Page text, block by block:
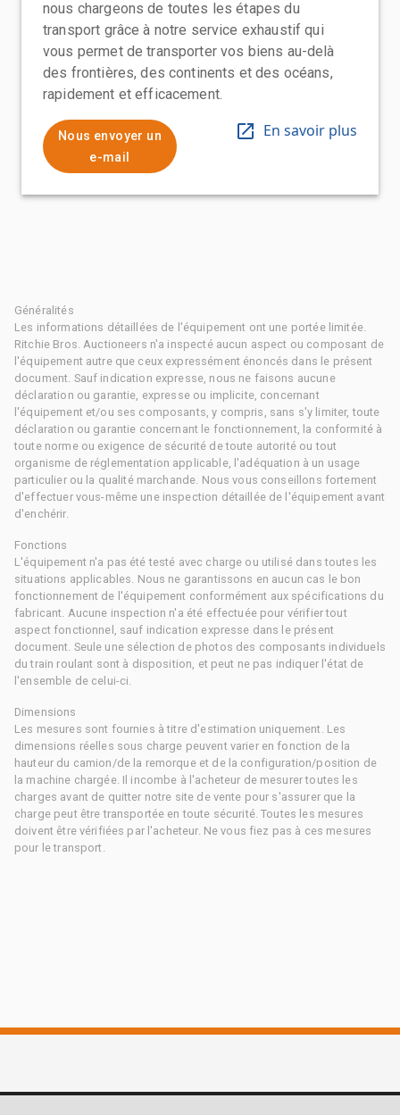
nous chargeons de toutes les étapes du
transport grâce à notre service exhaustif qui
vous permet de transporter vos biens au-delà
des frontières, des continents et des océans,
rapidement et efficacement.
Nous envoyer un
e-mail
En savoir plus
Généralités
Les informations détaillées de l'équipement ont une portée limitée.
Ritchie Bros. Auctioneers n'a inspecté aucun aspect ou composant de
l'équipement autre que ceux expressément énoncés dans le présent
document. Sauf indication expresse, nous ne faisons aucune
déclaration ou garantie, expresse ou implicite, concernant
l'équipement et/ou ses composants, y compris, sans s'y limiter, toute
déclaration ou garantie concernant le fonctionnement, la conformité à
toute norme ou exigence de sécurité de toute autorité ou tout
organisme de réglementation applicable, l'adéquation à un usage
particulier ou la qualité marchande. Nous vous conseillons fortement
d'effectuer vous-même une inspection détaillée de l'équipement avant
d'enchérir.
Fonctions
L'équipement n'a pas été testé avec charge ou utilisé dans toutes les
situations applicables. Nous ne garantissons en aucun cas le bon
fonctionnement de l'équipement conformément aux spécifications du
fabricant. Aucune inspection n'a été effectuée pour vérifier tout
aspect fonctionnel, sauf indication expresse dans le présent
document. Seule une sélection de photos des composants individuels
du train roulant sont à disposition, et peut ne pas indiquer l'état de
l'ensemble de celui-ci.
Dimensions
Les mesures sont fournies à titre d'estimation uniquement. Les
dimensions réelles sous charge peuvent varier en fonction de la
hauteur du camion/de la remorque et de la configuration/position de
la machine chargée. Il incombe à l'acheteur de mesurer toutes les
charges avant de quitter notre site de vente pour s'assurer que la
charge peut être transportée en toute sécurité. Toutes les mesures
doivent être vérifiées par l'acheteur. Ne vous fiez pas à ces mesures
pour le transport.